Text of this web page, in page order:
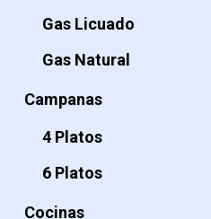
Gas Licuado
Gas Natural
Campanas
4 Platos
6 Platos
Cocinas